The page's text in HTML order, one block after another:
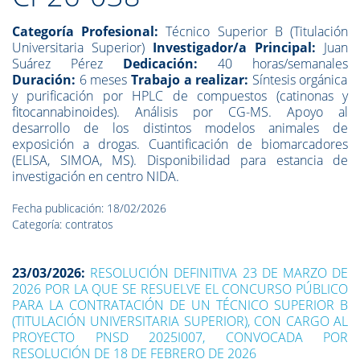
Categoría Profesional:Técnico Superior B (Titulación
Universitaria Superior) Investigador/a Principal: Juan
Suárez Pérez Dedicación: 40 horas/semanales
Duración: 6 meses Trabajo a realizar: Síntesis orgánica
y purificación por HPLC de compuestos (catinonas y
fitocannabinoides). Análisis por CG-MS. Apoyo al
desarrollo de los distintos modelos animales de
exposición a drogas. Cuantificación de biomarcadores
(ELISA, SIMOA, MS). Disponibilidad para estancia de
investigación en centro NIDA.
Fecha publicación: 18/02/2026
Categoría: contratos
23/03/2026: RESOLUCIÓN DEFINITIVA 23 DE MARZO DE
2026 POR LA QUE SE RESUELVE EL CONCURSO PÚBLICO
PARA LA CONTRATACIÓN DE UN TÉCNICO SUPERIOR B
(TITULACIÓN UNIVERSITARIA SUPERIOR), CON CARGO AL
PROYECTO PNSD 2025I007, CONVOCADA POR
RESOLUCIÓN DE 18 DE FEBRERO DE 2026